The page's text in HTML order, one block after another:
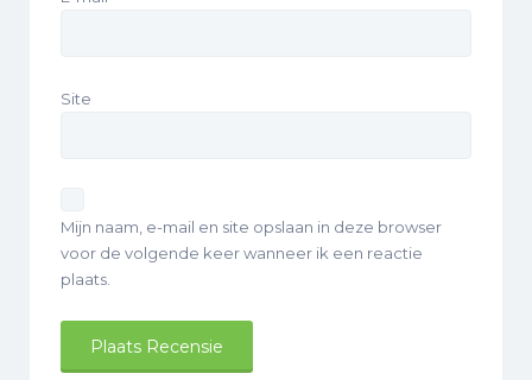
Site
Mijn naam, e-mail en site opslaan in deze browser
voor de volgende keer wanneer ik een reactie
plaats.